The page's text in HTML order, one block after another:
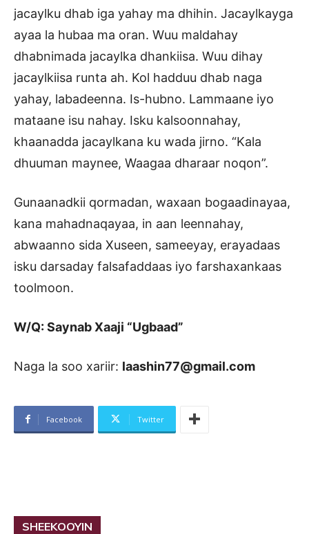
jacaylku dhab iga yahay ma dhihin. Jacaylkayga
ayaa la hubaa ma oran. Wuu maldahay
dhabnimada jacaylka dhankiisa. Wuu dihay
jacaylkiisa runta ah. Kol hadduu dhab naga
yahay, labadeenna. Is-hubno. Lammaane iyo
mataane isu nahay. Isku kalsoonnahay,
khaanadda jacaylkana ku wada jirno. “Kala
dhuuman maynee, Waagaa dharaar noqon”.
Gunaanadkii qormadan, waxaan bogaadinayaa,
kana mahadnaqayaa, in aan leennahay,
abwaanno sida Xuseen, sameeyay, erayadaas
isku darsaday falsafaddaas iyo farshaxankaas
toolmoon.
W/Q: Saynab Xaaji “Ugbaad”
Naga la soo xariir: laashin77@gmail.com
Facebook Twitter
SHEEKOOYIN